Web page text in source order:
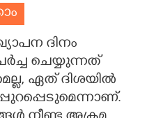
ദിനം
ചെയ്യുന്നത്
ഏത് ദിശയിൽ